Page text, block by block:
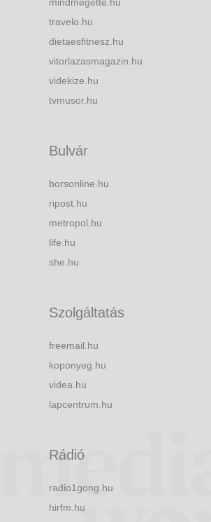
mindmegette.hu
travelo.hu
dietaesfitnesz.hu
vitorlazasmagazin.hu
videkize.hu
tvmusor.hu
Bulvár
borsonline.hu
ripost.hu
metropol.hu
life.hu
she.hu
Szolgáltatás
freemail.hu
koponyeg.hu
videa.hu
lapcentrum.hu
Rádió
radio1gong.hu
hirfm.hu